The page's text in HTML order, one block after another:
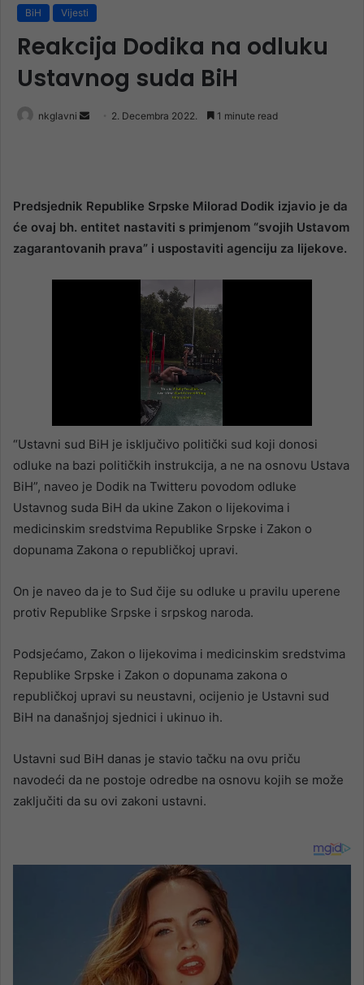
BiH Vijesti
Reakcija Dodika na odluku
Ustavnog suda BiH
nkglavni
Send 2. Decembra 2022. 1 minute read
Predsjednik Republike Srpske Milorad Dodik izjavio je da
će ovaj bh. entitet nastaviti s primjenom “svojih Ustavom
zagarantovanih prava” i uspostaviti agenciju za lijekove.
“Ustavni sud BiH je isključivo politički sud koji donosi
odluke na bazi političkih instrukcija, a ne na osnovu Ustava
BiH”, naveo je Dodik na Twitteru povodom odluke
Ustavnog suda BiH da ukine Zakon o lijekovima i
medicinskim sredstvima Republike Srpske i Zakon o
dopunama Zakona o republičkoj upravi.
On je naveo da je to Sud čije su odluke u pravilu uperene
protiv Republike Srpske i srpskog naroda.
Podsjećamo, Zakon o lijekovima i medicinskim sredstvima
Republike Srpske i Zakon o dopunama zakona o
republičkoj upravi su neustavni, ocijenio je Ustavni sud
BiH na današnjoj sjednici i ukinuo ih.
Ustavni sud BiH danas je stavio tačku na ovu priču
navodeći da ne postoje odredbe na osnovu kojih se može
zaključiti da su ovi zakoni ustavni.